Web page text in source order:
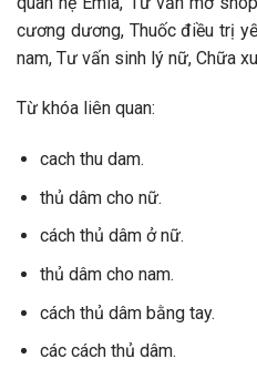
cương dương, Thuốc điều trị
nam, Tư vấn sinh lý nữ, Chữa
Từ khóa liên quan:
cach thu dam.
thủ dâm cho nữ.
cách thủ dâm ở nữ.
thủ dâm cho nam.
cách thủ dâm bằng tay.
các cách thủ dâm.